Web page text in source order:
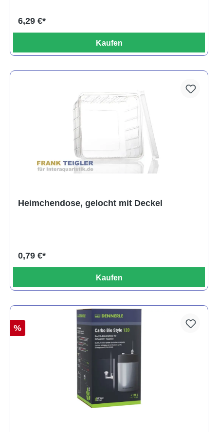
6,29 €*
Kaufen
Heimchendose, gelocht mit Deckel
0,79 €*
Kaufen
%